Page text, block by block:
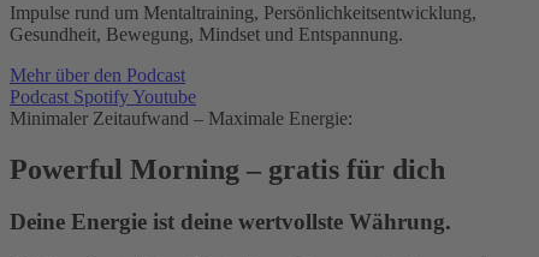
Impulse rund um Mentaltraining, Persönlichkeitsentwicklung,
Gesundheit, Bewegung, Mindset und Entspannung.
Mehr über den Podcast
Podcast SpotifyYoutube
Minimaler Zeitaufwand – Maximale Energie:
Powerful Morning – gratis für dich
Deine Energie ist deine wertvollste Währung.